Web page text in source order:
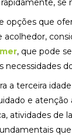
se
opções que
, que pode
necessidades
a terceira
e atenção
atividades de